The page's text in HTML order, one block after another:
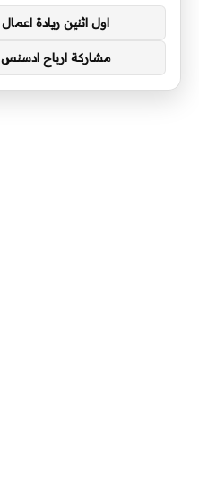
اول اثنين ريادة اعمال
مشاركة ارباح ادسنس